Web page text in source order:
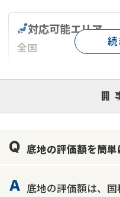
対応可能エリア
全国
対応が親身 オン
1億
底地の評価額を簡
底地の評価額は、